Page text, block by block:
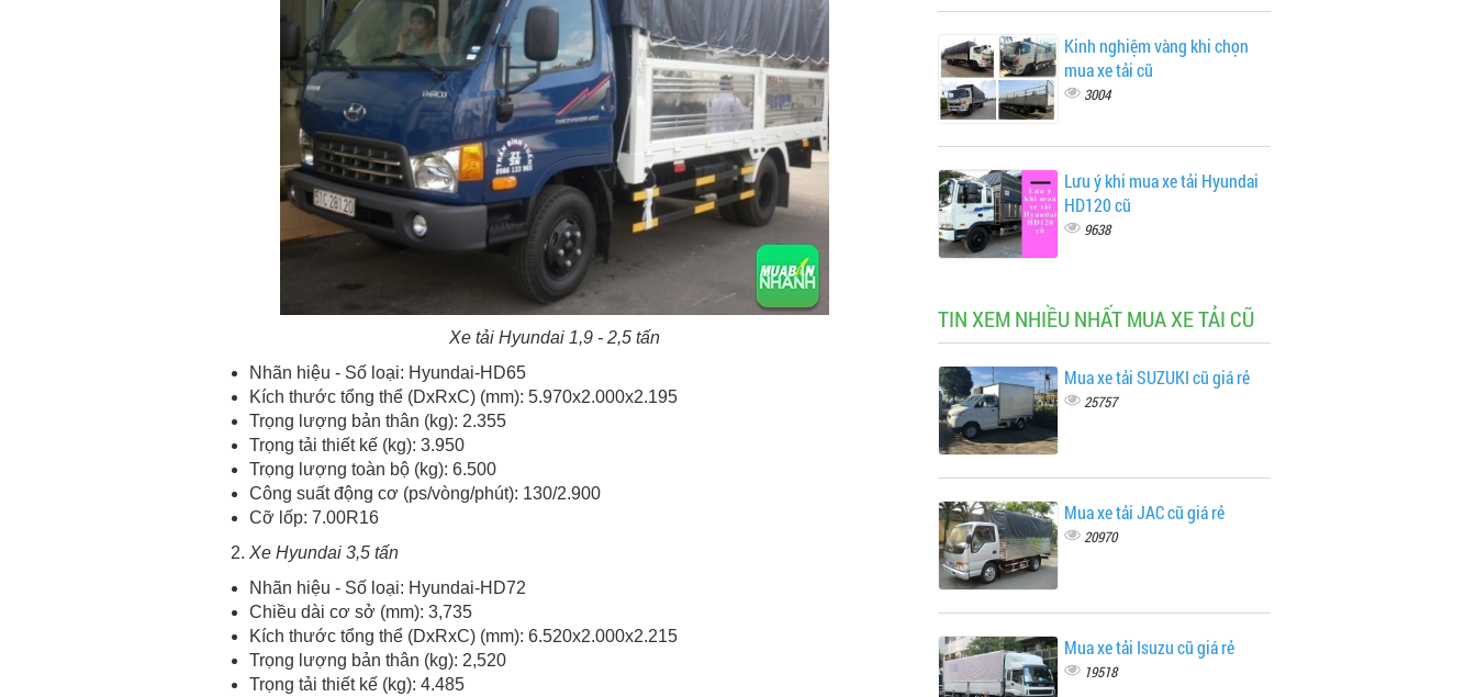
Xe tải Hyundai 1,9 - 2,5 tấn
Nhãn hiệu - Số loại: Hyundai-HD65
Kích thước tổng thể (DxRxC) (mm): 5.970x2.000x2.195
Trọng lượng bản thân (kg): 2.355
Trọng tải thiết kế (kg): 3.950
Trọng lượng toàn bộ (kg): 6.500
Công suất động cơ (ps/vòng/phút): 130/2.900
Cỡ lốp: 7.00R16
Xe Hyundai 3,5 tấn
Nhãn hiệu - Số loại: Hyundai-HD72
Chiều dài cơ sở (mm): 3,735
Kích thước tổng thể (DxRxC) (mm): 6.520x2.000x2.215
Trọng lượng bản thân (kg): 2,520
Trọng tải thiết kế (kg): 4.485
Kinh nghiệm vàng khi chọn
mua xe tải cũ
3004
Lưu ý khi mua xe tải Hyundai
HD120 cũ
9638
TIN XEM NHIỀU NHẤT MUA XE TẢI CŨ
Mua xe tải SUZUKI cũ giá rẻ
25757
Mua xe tải JAC cũ giá rẻ
20970
Mua xe tải Isuzu cũ giá rẻ
19518